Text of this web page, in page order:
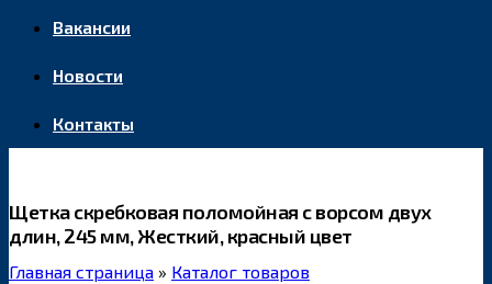
Вакансии
Новости
Контакты
Щетка скребковая поломойная с ворсом двух
длин, 245 мм, Жесткий, красный цвет
Главная страница » Каталог товаров